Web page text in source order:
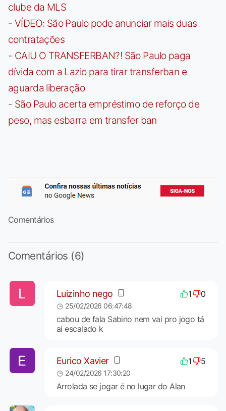
clube da MLS
- VÍDEO: São Paulo pode anunciar mais duas
contratações
- CAIU O TRANSFERBAN?! São Paulo paga
dívida com a Lazio para tirar transferban e
aguarda liberação
- São Paulo acerta empréstimo de reforço de
peso, mas esbarra em transfer ban
Comentários
Comentários (6)
Luizinho nego 1 0
25/02/2026 06:47:48
cabou de fala Sabino nem vai pro jogo tá
ai escalado k
Eurico Xavier 1 5
24/02/2026 17:30:20
Arrolada se jogar é no lugar do Alan